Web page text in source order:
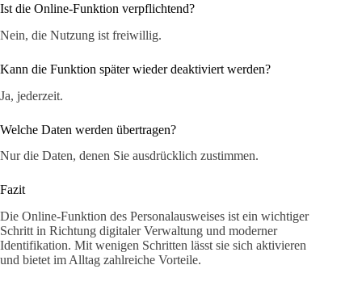
Ist die Online-Funktion verpflichtend?
Nein, die Nutzung ist freiwillig.
Kann die Funktion später wieder deaktiviert werden?
Ja, jederzeit.
Welche Daten werden übertragen?
Nur die Daten, denen Sie ausdrücklich zustimmen.
Fazit
Die Online-Funktion des Personalausweises ist ein wichtiger
Schritt in Richtung digitaler Verwaltung und moderner
Identifikation. Mit wenigen Schritten lässt sie sich aktivieren
und bietet im Alltag zahlreiche Vorteile.